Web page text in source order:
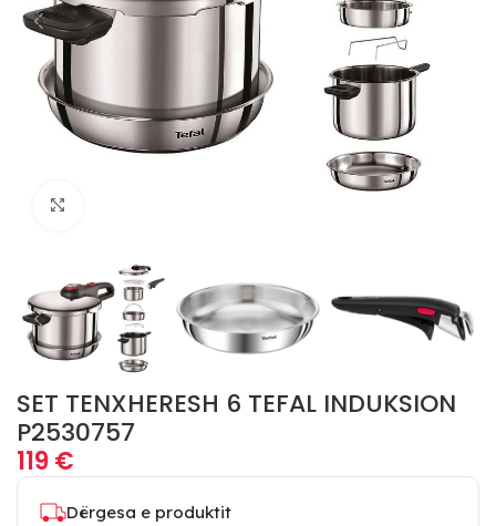
SET TENXHERESH 6 TEFAL INDUKSION
P2530757
119€
Dërgesa e produktit